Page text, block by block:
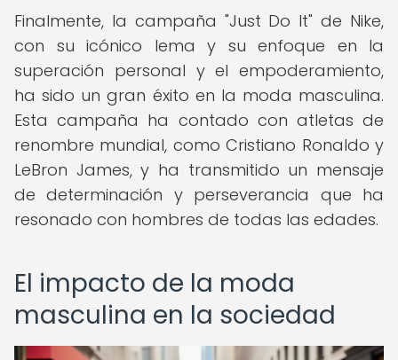
Finalmente, la campaña "Just Do It" de Nike,
con su icónico lema y su enfoque en la
superación personal y el empoderamiento,
ha sido un gran éxito en la moda masculina.
Esta campaña ha contado con atletas de
renombre mundial, como Cristiano Ronaldo y
LeBron James, y ha transmitido un mensaje
de determinación y perseverancia que ha
resonado con hombres de todas las edades.
El impacto de la moda
masculina en la sociedad